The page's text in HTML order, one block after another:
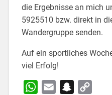
die Ergebnisse an mich
5925510 bzw. direkt in
Wandergruppe senden.
Auf ein sportliches
viel Erfolg!
WhatsApp
Email Snapchat